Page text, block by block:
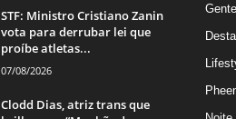
STF: Ministro Cristiano Zanin
vota para derrubar lei que
proíbe atletas...
07/08/2026
Clodd Dias, atriz trans que
Gente